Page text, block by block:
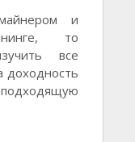
и
то
все
доходность